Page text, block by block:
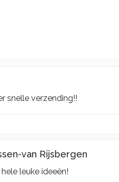
snelle verzending!!
van Rijsbergen
leuke ideeën!